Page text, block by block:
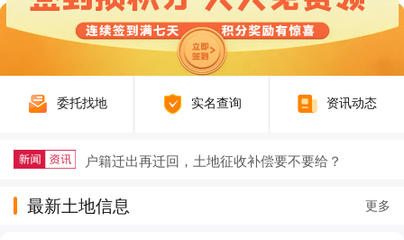
委托找地 实名查询 资讯动态
户籍迁出再迁回，土地征收补偿要不要给？
农村生态农业如何以废弃物循环守护绿水青山
最新土地信息 更多